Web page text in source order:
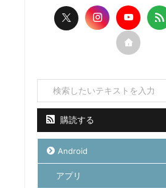
購読する
Android
アプリ